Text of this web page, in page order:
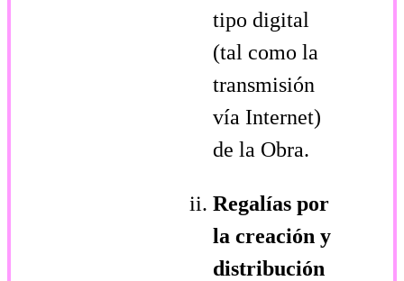
tipo digital
(tal como la
transmisión
vía Internet)
de la Obra.
Regalías por
la creación y
distribución